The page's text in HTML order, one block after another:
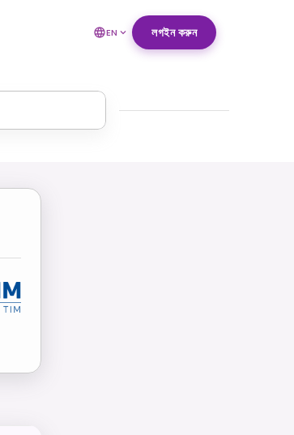
EN লগইন করুন